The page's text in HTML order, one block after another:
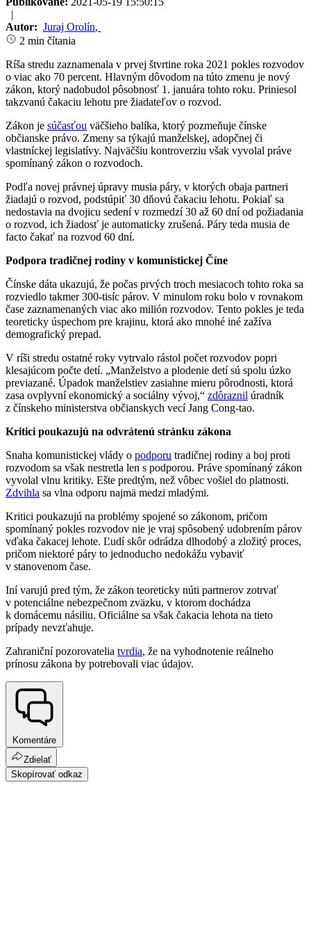
|
Autor: Juraj Orolín,
2 min čítania
Ríša stredu zaznamenala v prvej štvrtine roka 2021 pokles rozvodov
o viac ako 70 percent. Hlavným dôvodom na túto zmenu je nový
zákon, ktorý nadobudol pôsobnosť 1. januára tohto roku. Priniesol
takzvanú čakaciu lehotu pre žiadateľov o rozvod.
Zákon je súčasťou väčšieho balíka, ktorý pozmeňuje čínske
občianske právo. Zmeny sa týkajú manželskej, adopčnej či
vlastníckej legislatívy. Najväčšiu kontroverziu však vyvolal práve
spomínaný zákon o rozvodoch.
Podľa novej právnej úpravy musia páry, v ktorých obaja partneri
žiadajú o rozvod, podstúpiť 30 dňovú čakaciu lehotu. Pokiaľ sa
nedostavia na dvojicu sedení v rozmedzí 30 až 60 dní od požiadania
o rozvod, ich žiadosť je automaticky zrušená. Páry teda musia de
facto čakať na rozvod 60 dní.
Podpora tradičnej rodiny v komunistickej Číne
Čínske dáta ukazujú, že počas prvých troch mesiacoch tohto roka sa
rozviedlo takmer 300-tisíc párov. V minulom roku bolo v rovnakom
čase zaznamenaných viac ako milión rozvodov. Tento pokles je teda
teoreticky úspechom pre krajinu, ktorá ako mnohé iné zažíva
demografický prepad.
V ríši stredu ostatné roky vytrvalo rástol počet rozvodov popri
klesajúcom počte detí. „Manželstvo a plodenie detí sú spolu úzko
previazané. Úpadok manželstiev zasiahne mieru pôrodnosti, ktorá
zasa ovplyvní ekonomický a sociálny vývoj,“ zdôraznil úradník
z čínskeho ministerstva občianskych vecí Jang Cong-tao.
Kritici poukazujú na odvrátenú stránku zákona
Snaha komunistickej vlády o podporu tradičnej rodiny a boj proti
rozvodom sa však nestretla len s podporou. Práve spomínaný zákon
vyvolal vlnu kritiky. Ešte predtým, než vôbec vošiel do platnosti.
Zdvihla sa vlna odporu najmä medzi mladými.
Kritici poukazujú na problémy spojené so zákonom, pričom
spomínaný pokles rozvodov nie je vraj spôsobený udobrením párov
vďaka čakacej lehote. Ľudí skôr odrádza dlhodobý a zložitý proces,
pričom niektoré páry to jednoducho nedokážu vybaviť
v stanovenom čase.
Iní varujú pred tým, že zákon teoreticky núti partnerov zotrvať
v potenciálne nebezpečnom zväzku, v ktorom dochádza
k domácemu násiliu. Oficiálne sa však čakacia lehota na tieto
prípady nevzťahuje.
Zahraniční pozorovatelia tvrdia, že na vyhodnotenie reálneho
prínosu zákona by potrebovali viac údajov.
Komentáre
Zdielať
Skopírovať odkaz